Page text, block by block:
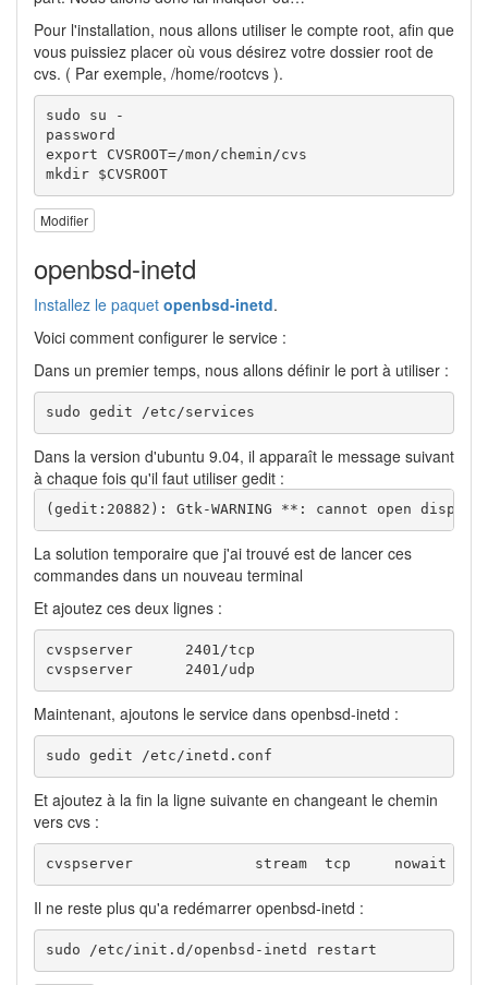
Pour l'installation, nous allons utiliser le compte root, afin que
vous puissiez placer où vous désirez votre dossier root de
cvs. ( Par exemple, /home/rootcvs ).
sudo su -
password
export CVSROOT=/mon/chemin/cvs
mkdir $CVSROOT
Modifier
openbsd-inetd
Installez le paquet openbsd-inetd.
Voici comment configurer le service :
Dans un premier temps, nous allons définir le port à utiliser :
sudo gedit /etc/services
Dans la version d'ubuntu 9.04, il apparaît le message suivant
à chaque fois qu'il faut utiliser gedit :
(gedit:20882): Gtk-WARNING **: cannot open
La solution temporaire que j'ai trouvé est de lancer ces
commandes dans un nouveau terminal
Et ajoutez ces deux lignes :
cvspserver	2401/tcp
cvspserver	2401/udp
Maintenant, ajoutons le service dans openbsd-inetd :
sudo gedit /etc/inetd.conf
Et ajoutez à la fin la ligne suivante en changeant le chemin
vers cvs :
Il ne reste plus qu'a redémarrer openbsd-inetd :
sudo /etc/init.d/openbsd-inetd restart